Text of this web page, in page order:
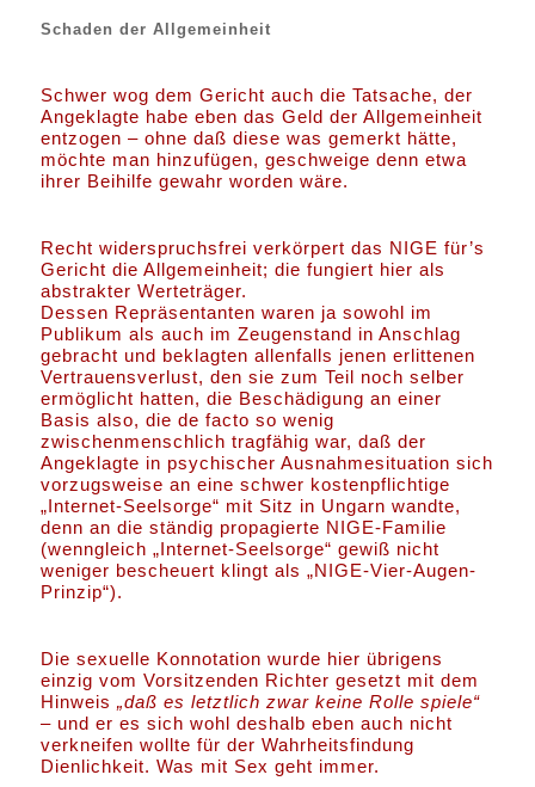
Schaden der Allgemeinheit
Schwer wog dem Gericht auch die Tatsache, der
Angeklagte habe eben das Geld der Allgemeinheit
entzogen – ohne daß diese was gemerkt hätte,
möchte man hinzufügen, geschweige denn etwa
ihrer Beihilfe gewahr worden wäre.
Recht widerspruchsfrei verkörpert das NIGE für’s
Gericht die Allgemeinheit; die fungiert hier als
abstrakter Werteträger.
Dessen Repräsentanten waren ja sowohl im
Publikum als auch im Zeugenstand in Anschlag
gebracht und beklagten allenfalls jenen erlittenen
Vertrauensverlust, den sie zum Teil noch selber
ermöglicht hatten, die Beschädigung an einer
Basis also, die de facto so wenig
zwischenmenschlich tragfähig war, daß der
Angeklagte in psychischer Ausnahmesituation sich
vorzugsweise an eine schwer kostenpflichtige
„Internet-Seelsorge“ mit Sitz in Ungarn wandte,
denn an die ständig propagierte NIGE-Familie
(wenngleich „Internet-Seelsorge“ gewiß nicht
weniger bescheuert klingt als „NIGE-Vier-Augen-
Prinzip“).
Die sexuelle Konnotation wurde hier übrigens
einzig vom Vorsitzenden Richter gesetzt mit dem
Hinweis„daß es letztlich zwar keine Rolle spiele“
– und er es sich wohl deshalb eben auch nicht
verkneifen wollte für der Wahrheitsfindung
Dienlichkeit. Was mit Sex geht immer.